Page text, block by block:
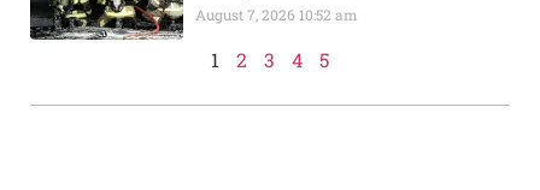
August 7, 2026 10:52 am
1 2 3 4 5